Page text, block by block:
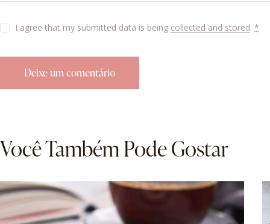
I agree that my submitted data is being collected and stored.*
Você Também Pode Gostar